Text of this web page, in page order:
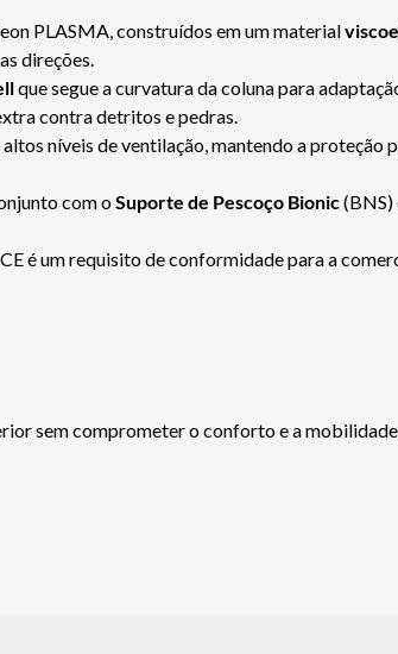
PLASMA, construídos em um material
direções.
que segue a curvatura da coluna para
contra detritos e pedras.
altos níveis de ventilação, mantendo a
com oSuporte de Pescoço Bionic(BNS)
é um requisito de conformidade para a
sem comprometer o conforto e a